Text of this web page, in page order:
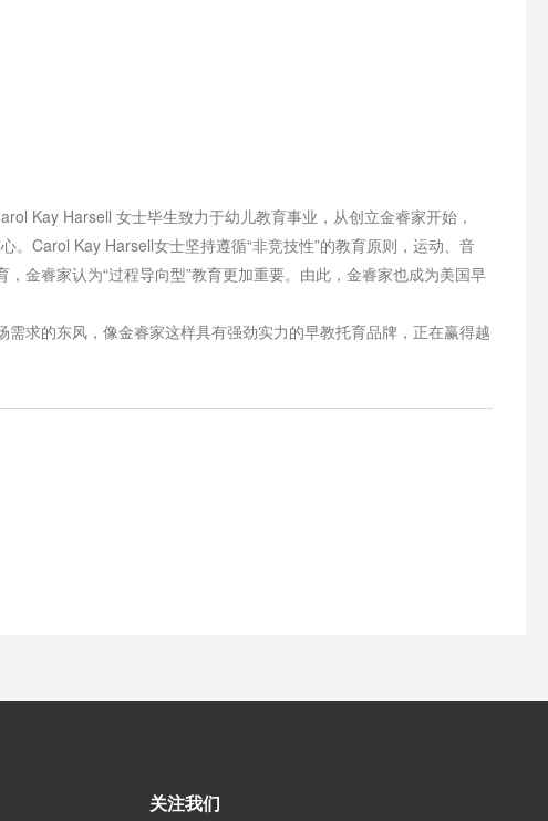
Kay Harsell 女士毕生致力于幼儿教育事业，从创立金睿家开始，
Carol Kay Harsell女士坚持遵循“非竞技性”的教育原则，运动、音
金睿家认为“过程导向型”教育更加重要。由此，金睿家也成为美国早
求的东风，像金睿家这样具有强劲实力的早教托育品牌，正在赢得越
关注我们